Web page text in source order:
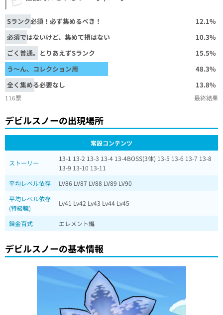
Sランク必須！必ず集めるべき！
12.1%
必須ではないけど、集めて損はない
10.3%
ごく普通。とりあえずSランク
15.5%
う～ん、コレクション用
48.3%
全く集める必要なし
13.8%
116票 最終結果
デビルスノーの出現場所
常設コンテンツ
ストーリー
13-1 13-2 13-3 13-4 13-4BOSS(3体) 13-5 13-6 13-7 13-8
13-9 13-10 13-11
平均レベル依存
LV86 LV87 LV88 LV89 LV90
平均レベル依存
(特級職)
Lv41 Lv42 Lv43 Lv44 Lv45
錬金百式 エレメント編
デビルスノーの基本情報